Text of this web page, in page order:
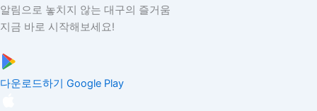
알림으로 놓치지 않는 대구의 즐거움
지금 바로 시작해보세요!
다운로드하기 Google Play